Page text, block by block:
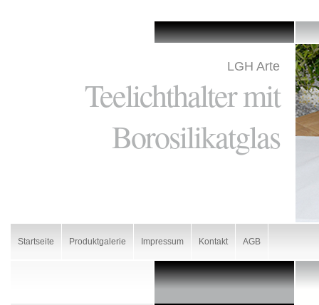
LGH Arte
Teelichthalter mit
Borosilikatglas
Startseite Produktgalerie Impressum Kontakt AGB